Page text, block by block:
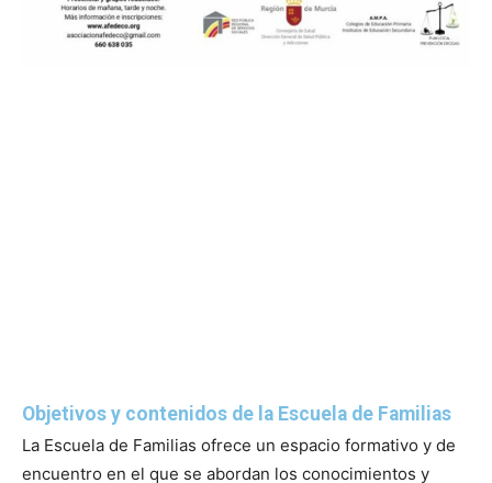
Objetivos y contenidos de la Escuela de Familias
La Escuela de Familias ofrece un espacio formativo y de
encuentro en el que se abordan los conocimientos y